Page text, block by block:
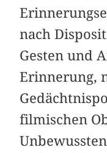
nach
Gesten und
Erinnerung,
filmischen